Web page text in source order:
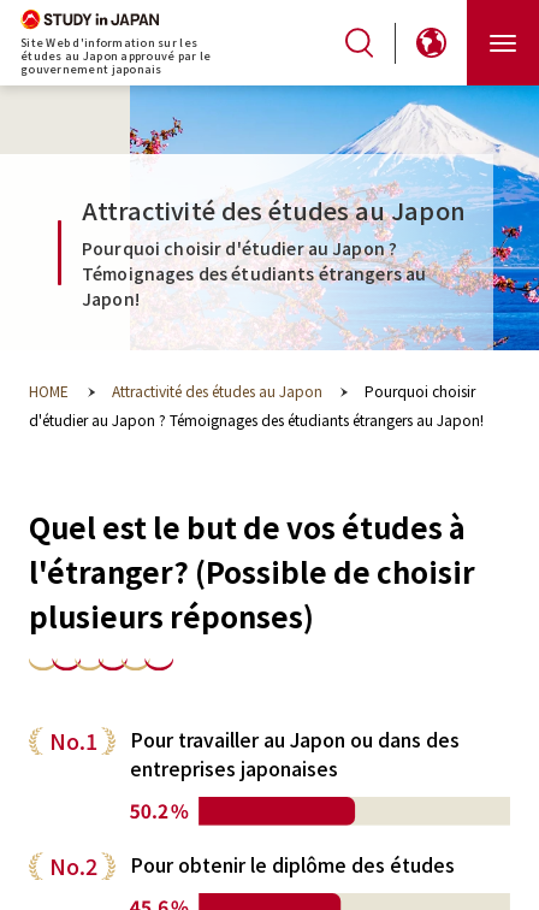
Site Web d'information sur les
études au Japon approuvé par le
gouvernement japonais
Attractivité des études au Japon
Pourquoi choisir d'étudier au Japon ?
Témoignages des étudiants étrangers au
Japon!
HOME Attractivité des études au Japon
Pourquoi choisir
d'étudier au Japon ? Témoignages des étudiants étrangers au Japon!
Quel est le but de vos études à
l'étranger? (Possible de choisir
plusieurs réponses)
No.1
Pour travailler au Japon ou dans des
entreprises japonaises
No.2 Pour obtenir le diplôme des études